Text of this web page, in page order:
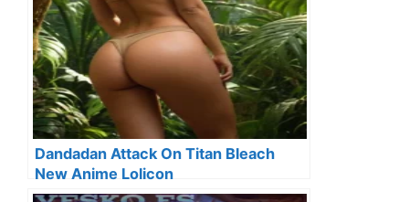
Dandadan Attack On Titan Bleach
New Anime Lolicon